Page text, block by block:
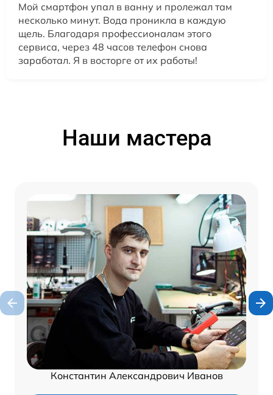
Мой смартфон упал в ванну и пролежал там
несколько минут. Вода проникла в каждую
щель. Благодаря профессионалам этого
сервиса, через 48 часов телефон снова
заработал. Я в восторге от их работы!
Наши мастера
Константин Александрович Иванов